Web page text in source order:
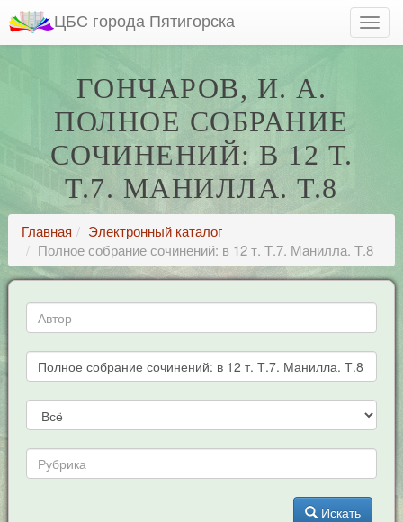
ЦБС города Пятигорска
ГОНЧАРОВ, И. А.
ПОЛНОЕ СОБРАНИЕ
СОЧИНЕНИЙ: В 12 Т.
Т.7. МАНИЛЛА. Т.8
Главная
Электронный каталог
Полное собрание сочинений: в 12 т. Т.7. Манилла. Т.8
Искать